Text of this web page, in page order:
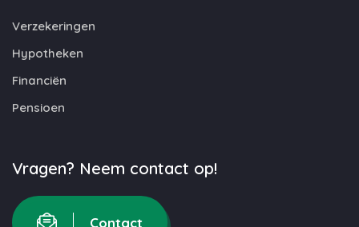
Verzekeringen
Hypotheken
Financiën
Pensioen
Vragen? Neem contact op!
Contact